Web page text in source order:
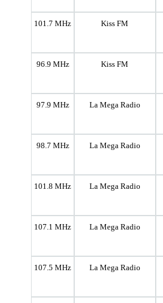
101.7 MHz Kiss FM
96.9 MHz Kiss FM
97.9 MHz La Mega Radio
98.7 MHz La Mega Radio
101.8 MHz La Mega Radio
107.1 MHz La Mega Radio
107.5 MHz La Mega Radio